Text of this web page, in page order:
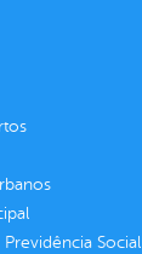
Social